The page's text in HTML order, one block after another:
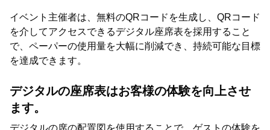
イベント主催者は、無料のQRコードを生成し、QRコード
を介してアクセスできるデジタル座席表を採用すること
で、ペーパーの使用量を大幅に削減でき、持続可能な目標
を達成できます。
デジタルの座席表はお客様の体験を向上させ
ます。
デジタルの席の配置図を使用することで、ゲストの体験を